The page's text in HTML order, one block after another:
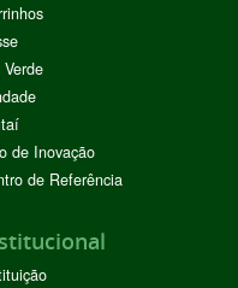
de Inovação
de Referência